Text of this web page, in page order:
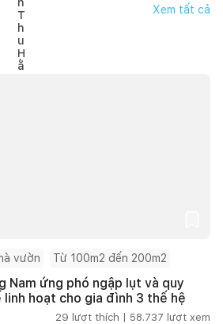
Xem tất cả
vườn Từ 100m2 đến 200m2
Nam ứng phó ngập lụt và quy
hoạt cho gia đình 3 thế hệ
29 lượt thích | 58.737 lượt xem